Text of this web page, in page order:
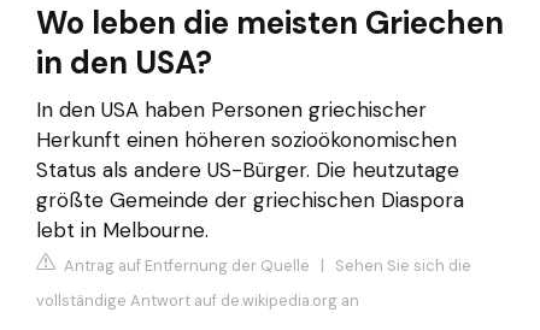
Wo leben die meisten Griechen
in den USA?
In den USA haben Personen griechischer
Herkunft einen höheren sozioökonomischen
Status als andere US-Bürger. Die heutzutage
größte Gemeinde der griechischen Diaspora
lebt in Melbourne.
Antrag auf Entfernung der Quelle | Sehen Sie sich die
vollständige Antwort auf de.wikipedia.org an